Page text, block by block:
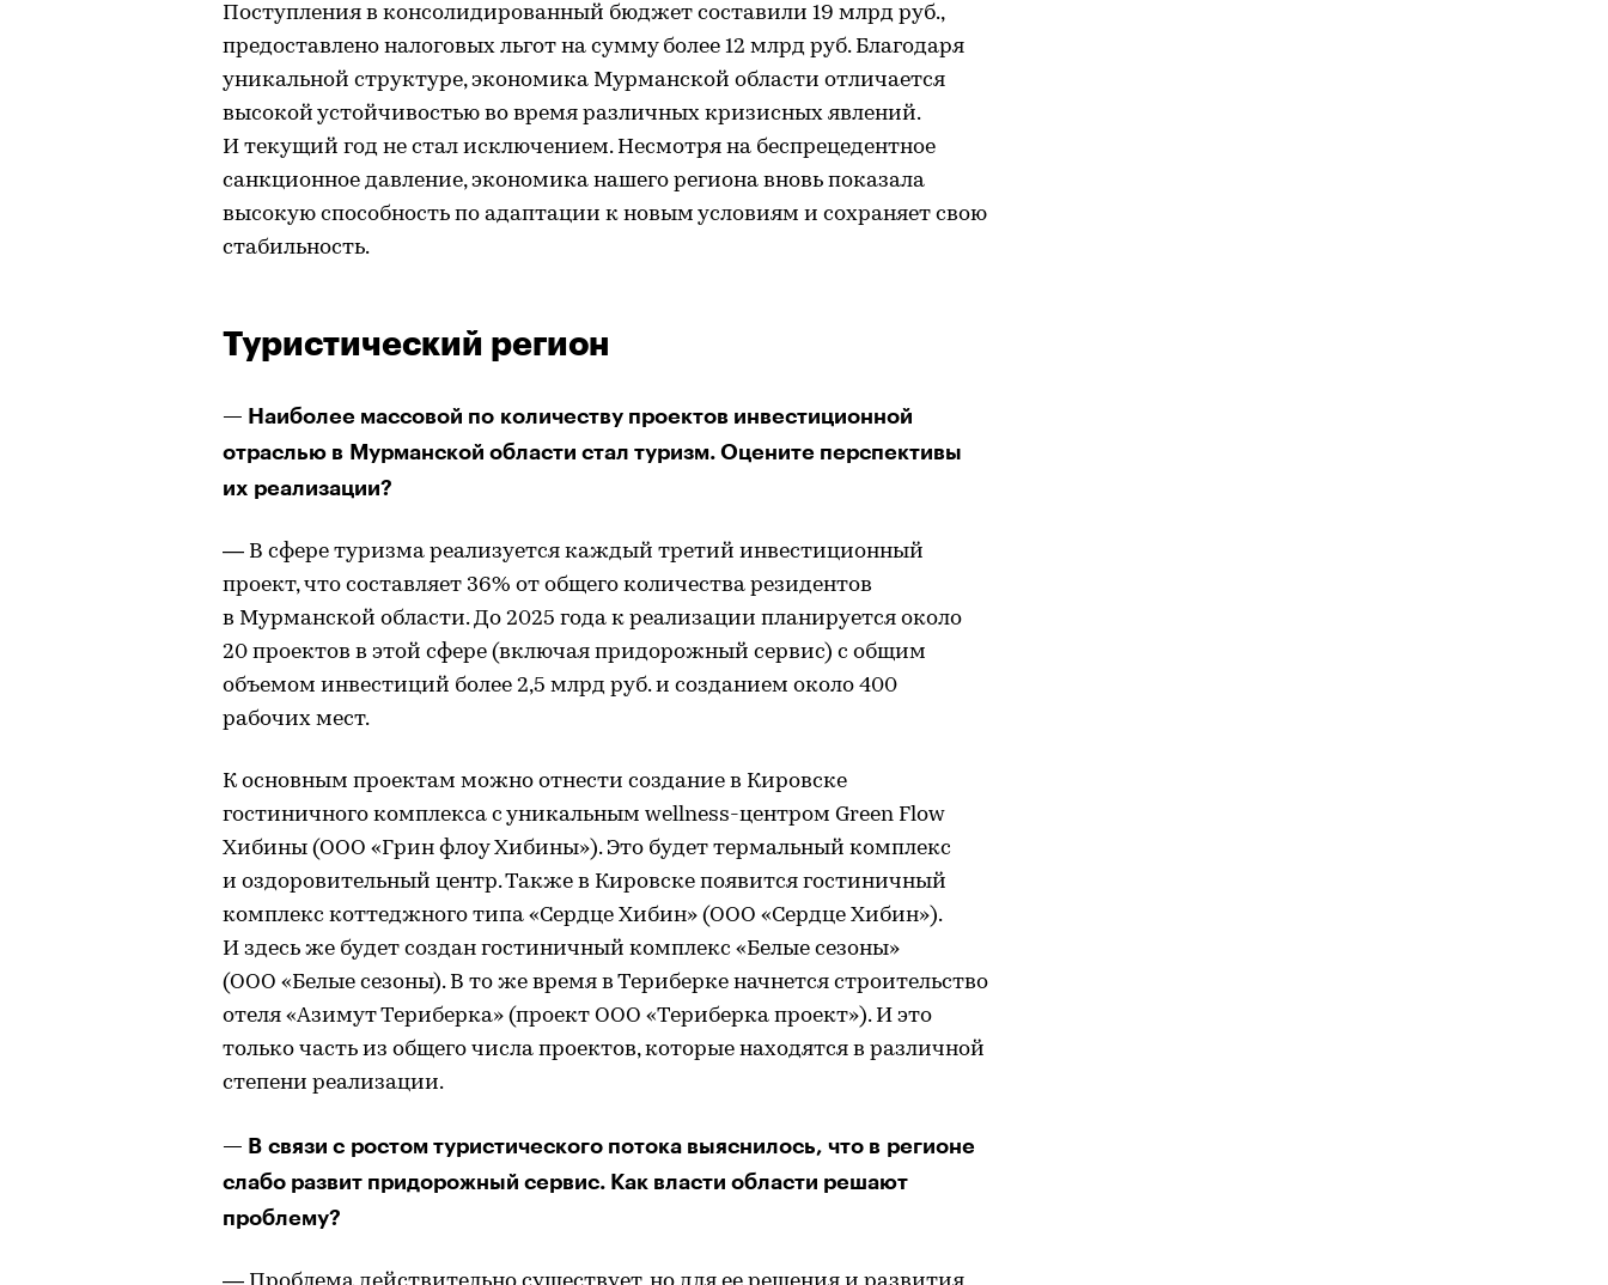
Поступления в консолидированный бюджет составили 19 млрд руб.,
предоставлено налоговых льгот на сумму более 12 млрд руб. Благодаря
уникальной структуре, экономика Мурманской области отличается
высокой устойчивостью во время различных кризисных явлений.
И текущий год не стал исключением. Несмотря на беспрецедентное
санкционное давление, экономика нашего региона вновь показала
высокую способность по адаптации к новым условиям и сохраняет свою
стабильность.
Туристический регион
— Наиболее массовой по количеству проектов инвестиционной
отраслью в Мурманской области стал туризм. Оцените перспективы
их реализации?
— В сфере туризма реализуется каждый третий инвестиционный
проект, что составляет 36% от общего количества резидентов
в Мурманской области. До 2025 года к реализации планируется около
20 проектов в этой сфере (включая придорожный сервис) с общим
объемом инвестиций более 2,5 млрд руб. и созданием около 400
рабочих мест.
К основным проектам можно отнести создание в Кировске
гостиничного комплекса с уникальным wellness-центром Green Flow
Хибины (ООО «Грин флоу Хибины»). Это будет термальный комплекс
и оздоровительный центр. Также в Кировске появится гостиничный
комплекс коттеджного типа «Сердце Хибин» (ООО «Сердце Хибин»).
И здесь же будет создан гостиничный комплекс «Белые сезоны»
(ООО «Белые сезоны). В то же время в Териберке начнется строительство
отеля «Азимут Териберка» (проект ООО «Териберка проект»). И это
только часть из общего числа проектов, которые находятся в различной
степени реализации.
— В связи с ростом туристического потока выяснилось, что в регионе
слабо развит придорожный сервис. Как власти области решают
проблему?